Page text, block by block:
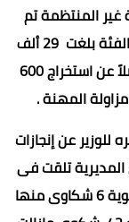
غير المنتظمة تم
صرف منحاً للرعاية الاجتماعية والصحية لتلك الفئة بلغت 29 ألف
جنيه لـ 12 عاملا من المسجلين بالإدارة ، فضلاً عن استخراج 600
المهنة .
للوزير عن إنجازات
تلقت فى
مجال علاقات العمل 87 شكوى فردية، تم تسوية 6 شكاوى منها